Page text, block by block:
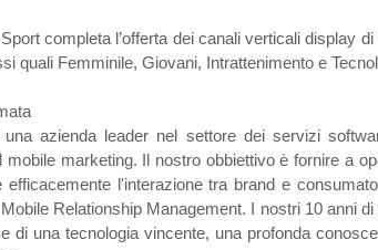
completa l’offerta dei canali verticali display
quali Femminile, Giovani, Intrattenimento e
una azienda leader nel settore dei servizi
mobile marketing. Il nostro obbiettivo è fornire a
efficacemente l'interazione tra brand e
Relationship Management. I nostri 10 anni
di una tecnologia vincente, una profonda